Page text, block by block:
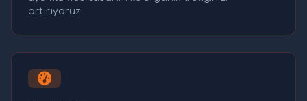
artırıyoruz.